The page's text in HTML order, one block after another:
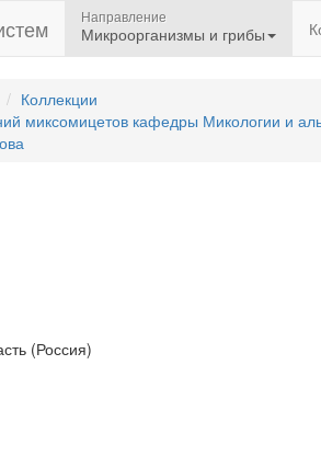
Направление
Микроорганизмы и грибы
Коллекции
миксомицетов кафедры Микологии и
(Россия)